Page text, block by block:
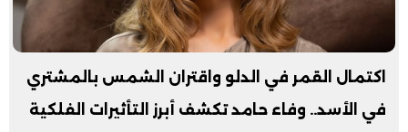
اكتمال القمر في الدلو واقتران الشمس بالمشتري
في الأسد.. وفاء حامد تكشف أبرز التأثيرات الفلكية